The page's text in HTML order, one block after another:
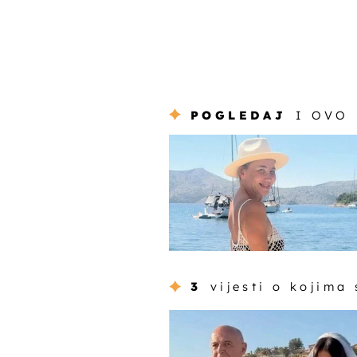
POGLEDAJ I OVO
3 vijesti o kojima